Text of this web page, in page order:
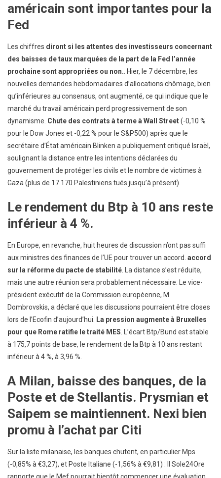
américain sont importantes pour la
Fed
Les chiffres diront si les attentes des investisseurs concernant
des baisses de taux marquées de la part de la Fed l’année
prochaine sont appropriées ou non. . Hier, le 7 décembre, les
nouvelles demandes hebdomadaires d’allocations chômage, bien
qu’inférieures au consensus, ont augmenté, ce qui indique que le
marché du travail américain perd progressivement de son
dynamisme. Chute des contrats à terme à Wall Street(-0,10 %
pour le Dow Jones et -0,22 % pour le S&P500) après que le
secrétaire d’État américain Blinken a publiquement critiqué Israël,
soulignant la distance entre les intentions déclarées du
gouvernement de protéger les civils et le nombre de victimes à
Gaza (plus de 17 170 Palestiniens tués jusqu’à présent).
Le rendement du Btp à 10 ans reste
inférieur à 4 %.
En Europe, en revanche, huit heures de discussion n’ont pas suffi
aux ministres des finances de l’UE pour trouver un accord. accord
sur la réforme du pacte de stabilité . La distance s’est réduite,
mais une autre réunion sera probablement nécessaire. Le vice-
président exécutif de la Commission européenne, M.
Dombrovskis, a déclaré que les discussions pourraient être closes
lors de l’Ecofin d’aujourd’hui.
La pression augmente à Bruxelles
pour que Rome ratifie le traité MES . L’écart Btp/Bund est stable
à 175,7 points de base, le rendement de la Btp à 10 ans restant
inférieur à 4 %, à 3,96 %.
A Milan, baisse des banques, de la
Poste et de Stellantis. Prysmian et
Saipem se maintiennent. Nexi bien
promu à l’achat par Citi
Sur la liste milanaise, les banques chutent, en particulier Mps
(-0,85% à €3,27), et Poste Italiane (-1,56% à €9,81) : Il Sole24Ore